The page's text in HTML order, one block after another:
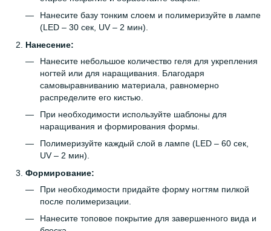
Нанесите базу тонким слоем и полимеризуйте в лампе
(LED – 30 сек, UV – 2 мин).
Нанесение:
Нанесите небольшое количество геля для укрепления
ногтей или для наращивания. Благодаря
самовыравниванию материала, равномерно
распределите его кистью.
При необходимости используйте шаблоны для
наращивания и формирования формы.
Полимеризуйте каждый слой в лампе (LED – 60 сек,
UV – 2 мин).
Формирование:
При необходимости придайте форму ногтям пилкой
после полимеризации.
Нанесите топовое покрытие для завершенного вида и